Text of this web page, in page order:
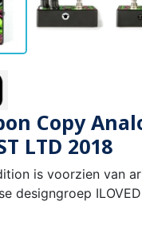
Copy
LTD 2018
is voorzien van
designgroep